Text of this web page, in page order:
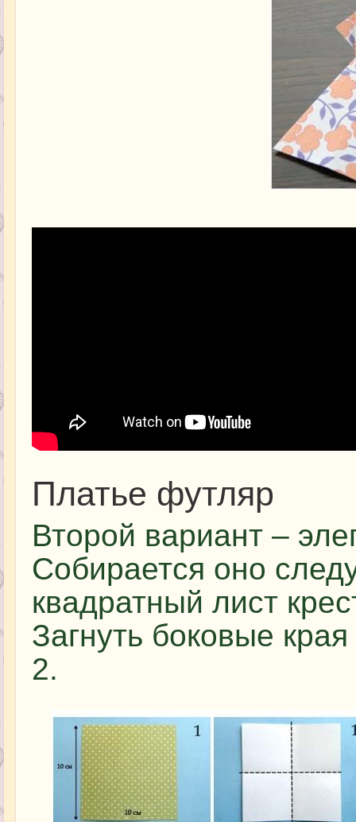
Платье футляр
Второй вариант –
Собирается оно
квадратный лист
Загнуть боковые
2.